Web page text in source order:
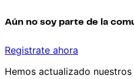
Aún no soy parte de la
Registrate ahora
Hemos actualizado nuestros